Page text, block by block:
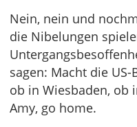
Nein, nein und
die Nibelungen
sagen: Macht die
ob in Wiesbaden, ob
Amy, go home.